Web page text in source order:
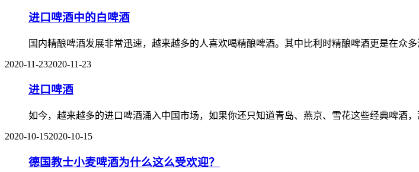
进口啤酒中的白啤酒
国内精酿啤酒发展非常迅速，越来越多的人喜欢喝精酿啤酒。其中比利时精酿啤酒更是在众
2020-11-232020-11-23
进口啤酒
如今，越来越多的进口啤酒涌入中国市场，如果你还只知道青岛、燕京、雪花这些经典啤酒
2020-10-152020-10-15
德国教士小麦啤酒为什么这么受欢迎？